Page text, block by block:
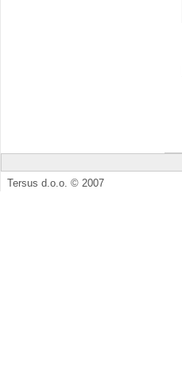
Tersus d.o.o. © 2007